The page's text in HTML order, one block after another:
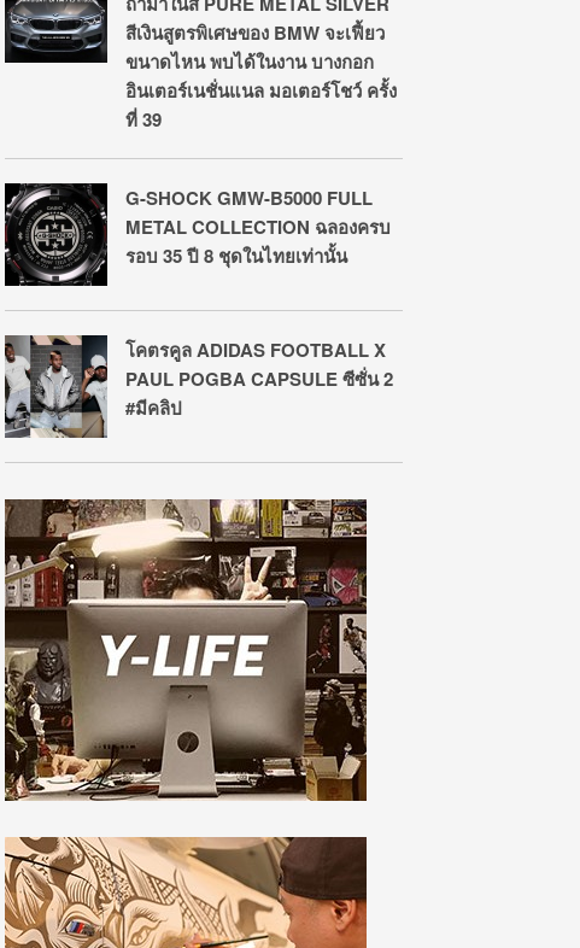
สีเงินสูตรพิเศษของ BMW จะเฟี้ยว
ขนาดไหน พบได้ในงาน บางกอก
อินเตอร์เนชั่นแนล มอเตอร์โชว์ ครั้ง
ที่ 39
G-SHOCK GMW-B5000 FULL
METAL COLLECTION ฉลองครบ
รอบ 35 ปี 8 ชุดในไทยเท่านั้น
โคตรคูล ADIDAS FOOTBALL X
PAUL POGBA CAPSULE ซีซั่น 2
#มีคลิป